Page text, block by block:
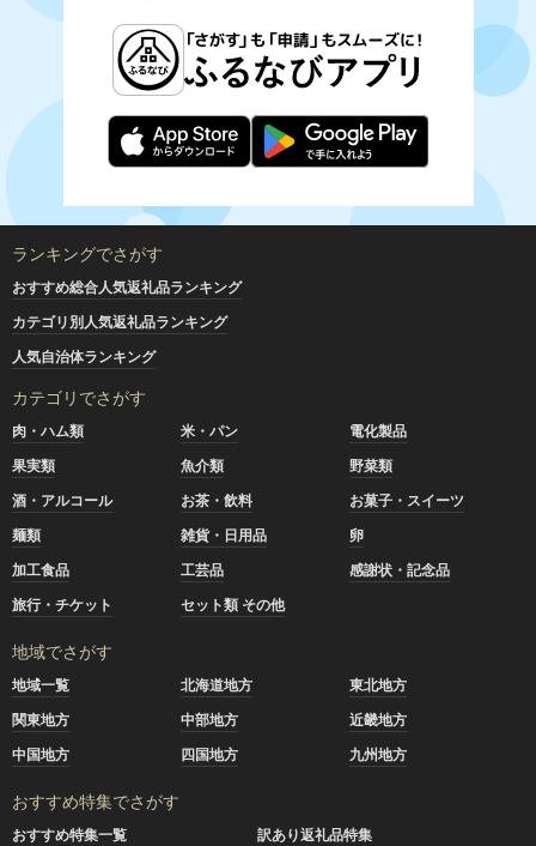
ランキングでさがす
おすすめ総合人気返礼品ランキング
カテゴリ別人気返礼品ランキング
人気自治体ランキング
カテゴリでさがす
肉・ハム類 米・パン
電化製品
果実類
魚介類
野菜類
酒・アルコール
お茶・飲料
お菓子・スイーツ
麺類
雑貨・日用品
卵
加工食品
工芸品
感謝状・記念品
旅行・チケット
セット類 その他
地域でさがす
地域一覧 北海道地方
東北地方
関東地方
中部地方
近畿地方
中国地方
四国地方 九州地方
おすすめ特集でさがす
おすすめ特集一覧
訳あり返礼品特集